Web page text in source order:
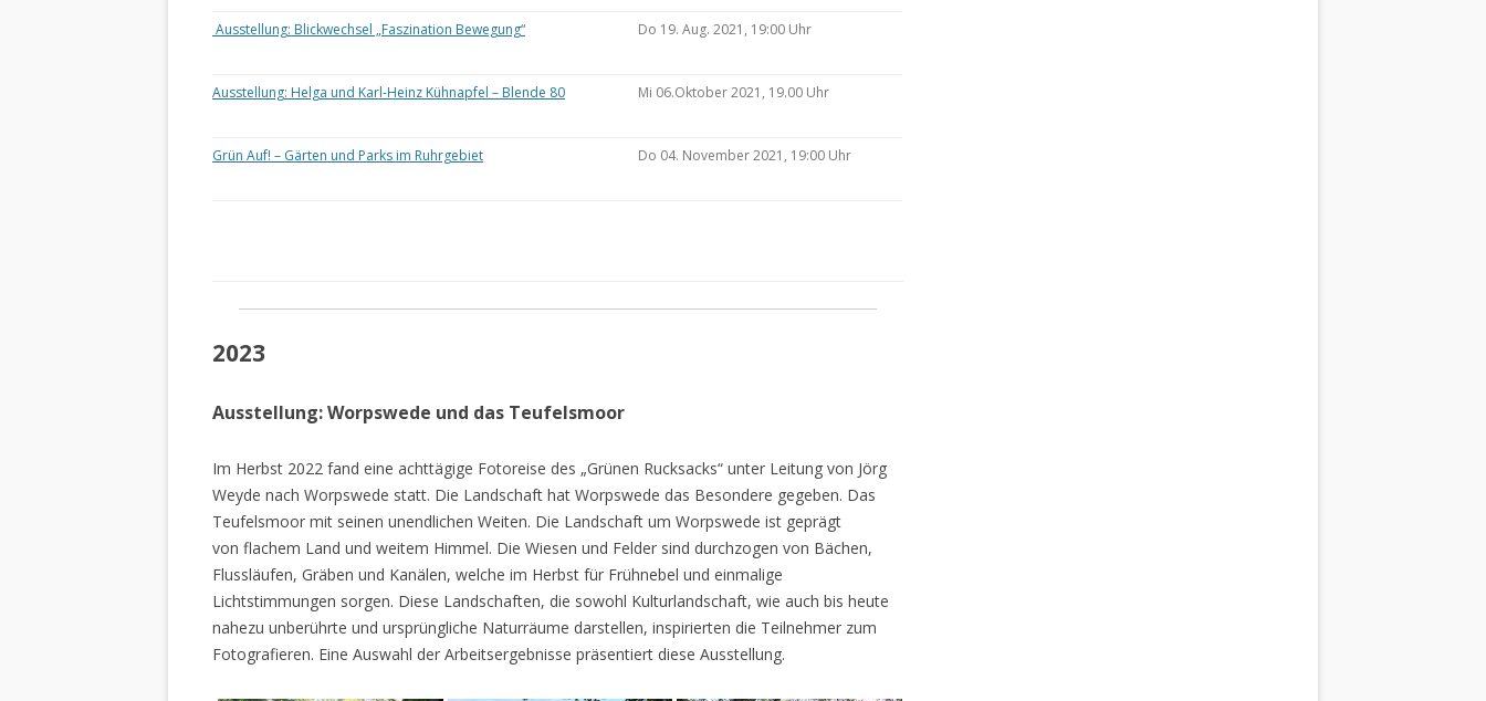
Ausstellung: Blickwechsel „Faszination Bewegung“ Do 19. Aug. 2021, 19:00 Uhr
Ausstellung: Helga und Karl-Heinz Kühnapfel – Blende 80 Mi 06.Oktober 2021, 19.00 Uhr
Grün Auf! – Gärten und Parks im Ruhrgebiet Do 04. November 2021, 19:00 Uhr
2023
Ausstellung: Worpswede und das Teufelsmoor
Im Herbst 2022 fand eine achttägige Fotoreise des „Grünen Rucksacks“ unter Leitung von Jörg
Weyde nach Worpswede statt. Die Landschaft hat Worpswede das Besondere gegeben. Das
Teufelsmoor mit seinen unendlichen Weiten. Die Landschaft um Worpswede ist geprägt
von flachem Land und weitem Himmel. Die Wiesen und Felder sind durchzogen von Bächen,
Flussläufen, Gräben und Kanälen, welche im Herbst für Frühnebel und einmalige
Lichtstimmungen sorgen. Diese Landschaften, die sowohl Kulturlandschaft, wie auch bis heute
nahezu unberührte und ursprüngliche Naturräume darstellen, inspirierten die Teilnehmer zum
Fotografieren. Eine Auswahl der Arbeitsergebnisse präsentiert diese Ausstellung.